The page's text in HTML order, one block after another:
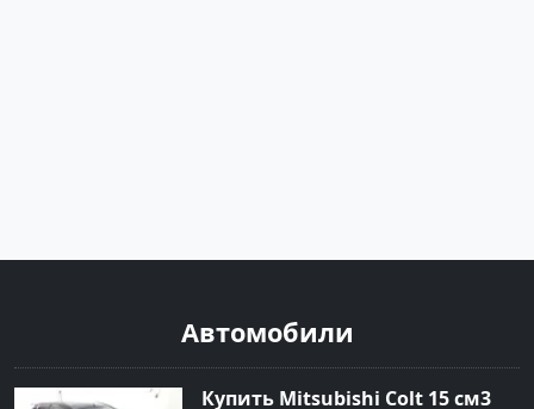
Автомобили
Купить Mitsubishi Colt 15 см3